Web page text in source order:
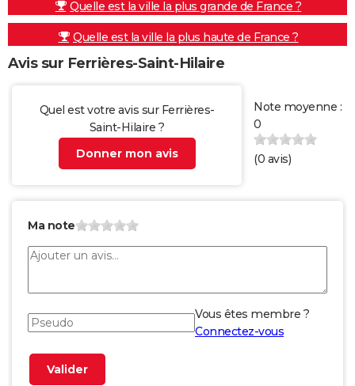
Quelle est la ville la plus grande de France ?
Quelle est la ville la plus haute de France ?
Avis sur Ferrières-Saint-Hilaire
Quel est votre avis sur Ferrières-
Saint-Hilaire ?
Donner mon avis
Note moyenne :
0
(0 avis)
Ma note
Vous êtes membre ?
Connectez-vous